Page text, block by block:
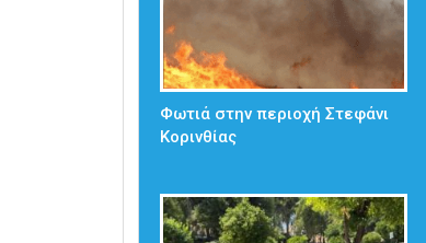
Φωτιά στην περιοχή Στεφάνι
Κορινθίας